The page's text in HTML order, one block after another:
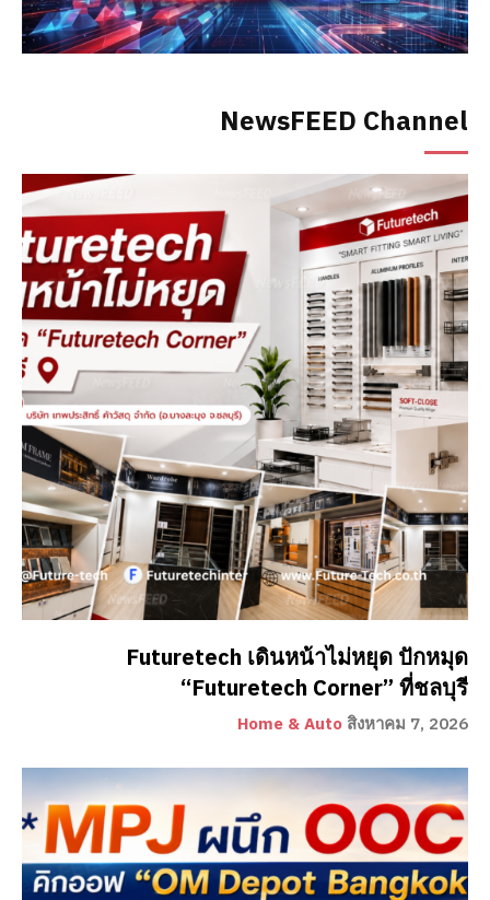
NewsFEED Channel
Futuretech เดินหน้าไม่หยุด ปักหมุด
“Futuretech Corner” ที่ชลบุรี
Home & Auto สิงหาคม 7, 2026